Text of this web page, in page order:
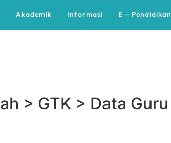
Akademik Informasi E – Pendidikan
> GTK > Data Guru